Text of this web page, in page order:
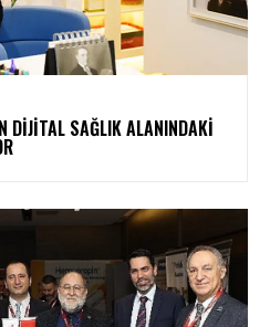
DIJITAL SAĞLIK ALANINDAKI